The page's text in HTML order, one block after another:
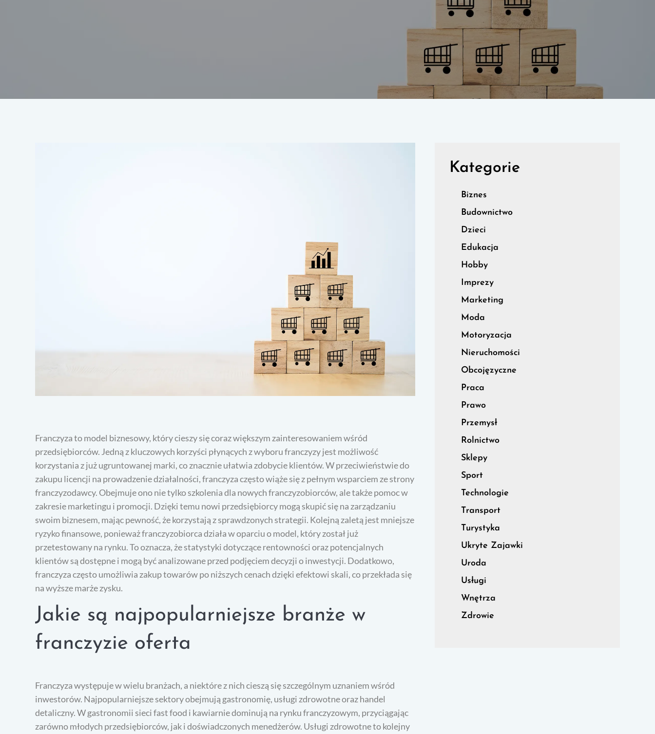
Franczyza to model biznesowy, który cieszy się coraz większym zainteresowaniem wśród
przedsiębiorców. Jedną z kluczowych korzyści płynących z wyboru franczyzy jest możliwość
korzystania z już ugruntowanej marki, co znacznie ułatwia zdobycie klientów. W przeciwieństwie do
zakupu licencji na prowadzenie działalności, franczyza często wiąże się z pełnym wsparciem ze strony
franczyzodawcy. Obejmuje ono nie tylko szkolenia dla nowych franczyzobiorców, ale także pomoc w
zakresie marketingu i promocji. Dzięki temu nowi przedsiębiorcy mogą skupić się na zarządzaniu
swoim biznesem, mając pewność, że korzystają z sprawdzonych strategii. Kolejną zaletą jest mniejsze
ryzyko finansowe, ponieważ franczyzobiorca działa w oparciu o model, który został już
przetestowany na rynku. To oznacza, że statystyki dotyczące rentowności oraz potencjalnych
klientów są dostępne i mogą być analizowane przed podjęciem decyzji o inwestycji. Dodatkowo,
franczyza często umożliwia zakup towarów po niższych cenach dzięki efektowi skali, co przekłada się
na wyższe marże zysku.
Jakie są najpopularniejsze branże w
franczyzie oferta
Franczyza występuje w wielu branżach, a niektóre z nich cieszą się szczególnym uznaniem wśród
inwestorów. Najpopularniejsze sektory obejmują gastronomię, usługi zdrowotne oraz handel
detaliczny. W gastronomii sieci fast food i kawiarnie dominują na rynku franczyzowym, przyciągając
zarówno młodych przedsiębiorców, jak i doświadczonych menedżerów. Usługi zdrowotne to kolejny
Kategorie
Biznes
Budownictwo
Dzieci
Edukacja
Hobby
Imprezy
Marketing
Moda
Motoryzacja
Nieruchomości
Obcojęzyczne
Praca
Prawo
Przemysł
Rolnictwo
Sklepy
Sport
Technologie
Transport
Turystyka
Ukryte Zajawki
Uroda
Usługi
Wnętrza
Zdrowie